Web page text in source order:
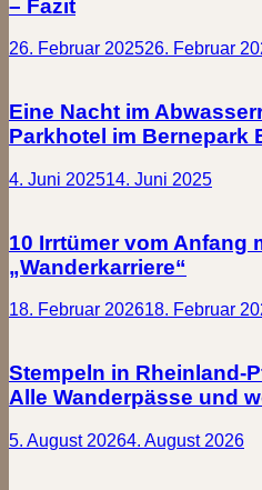
– Fazit
26. Februar 202526. Februar
Eine Nacht im
Parkhotel im Bernepark
4. Juni 202514. Juni 2025
10 Irrtümer vom Anfang
„Wanderkarriere“
18. Februar 202618. Februar
Stempeln in Rheinland-
Alle Wanderpässe und
5. August 20264. August 2026